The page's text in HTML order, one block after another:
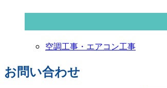
空調工事・エアコン工事
お問い合わせ